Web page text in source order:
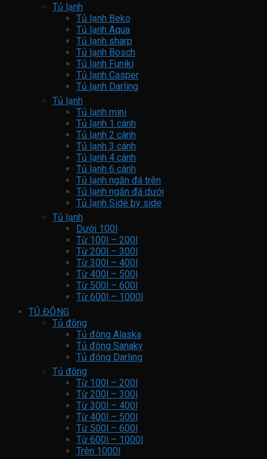
Tủ lạnh
Tủ lạnh Beko
Tủ lạnh Aqua
Tủ lạnh sharp
Tủ lạnh Bosch
Tủ lạnh Funiki
Tủ lạnh Casper
Tủ lạnh Darling
Tủ lạnh
Tủ lạnh mini
Tủ lạnh 1 cánh
Tủ lạnh 2 cánh
Tủ lạnh 3 cánh
Tủ lạnh 4 cánh
Tủ lạnh 6 cánh
Tủ lạnh ngăn đá trên
Tủ lạnh ngăn đá dưới
Tủ lạnh Side by side
Tủ lạnh
Dưới 100l
Từ 100l – 200l
Từ 200l – 300l
Từ 300l – 400l
Từ 400l – 500l
Từ 500l – 600l
Từ 600l – 1000l
TỦ ĐÔNG
Tủ đông
Tủ đông Alaska
Tủ đông Sanaky
Tủ đông Darling
Tủ đông
Từ 100l – 200l
Từ 200l – 300l
Từ 300l – 400l
Từ 400l – 500l
Từ 500l – 600l
Từ 600l – 1000l
Trên 1000l